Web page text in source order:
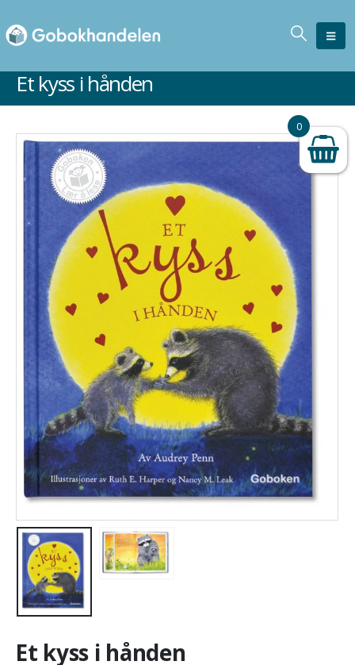
Et kyss i hånden
Et kyss i hånden
0